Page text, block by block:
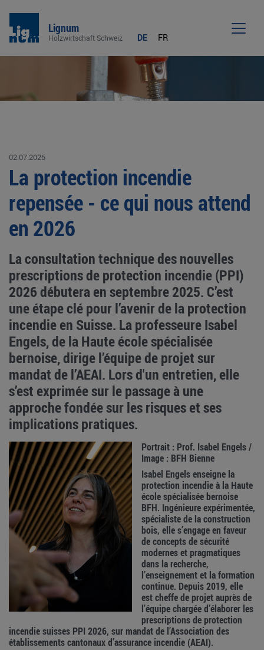
Lignum
Holzwirtschaft Schweiz DE FR
02.07.2025
La protection incendie
repensée - ce qui nous attend
en 2026
La consultation technique des nouvelles
prescriptions de protection incendie (PPI)
2026 débutera en septembre 2025. C’est
une étape clé pour l’avenir de la protection
incendie en Suisse. La professeure Isabel
Engels, de la Haute école spécialisée
bernoise, dirige l’équipe de projet sur
mandat de l’AEAI. Lors d'un entretien, elle
s’est exprimée sur le passage à une
approche fondée sur les risques et ses
implications pratiques.
Portrait : Prof. Isabel Engels /
Image : BFH Bienne
Isabel Engels enseigne la
protection incendie à la Haute
école spécialisée bernoise
BFH. Ingénieure expérimentée,
spécialiste de la construction
bois, elle s’engage en faveur
de concepts de sécurité
modernes et pragmatiques
dans la recherche,
l’enseignement et la formation
continue. Depuis 2019, elle
est cheffe de projet auprès de
l’équipe chargée d’élaborer les
prescriptions de protection
incendie suisses PPI 2026, sur mandat de l’Association des
établissements cantonaux d’assurance incendie (AEAI).